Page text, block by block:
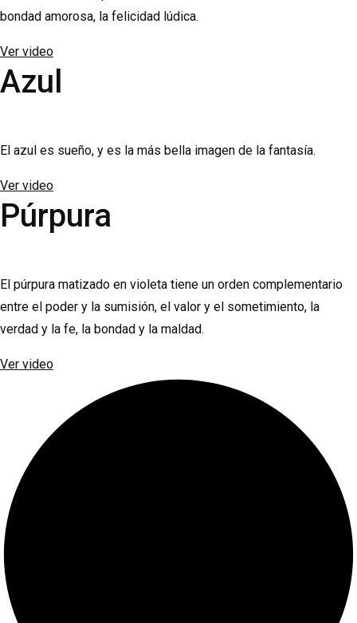
bondad amorosa, la felicidad lúdica.
Ver video
Azul
El azul es sueño, y es la más bella imagen de la fantasía.
Ver video
Púrpura
El púrpura matizado en violeta tiene un orden complementario
entre el poder y la sumisión, el valor y el sometimiento, la
verdad y la fe, la bondad y la maldad.
Ver video